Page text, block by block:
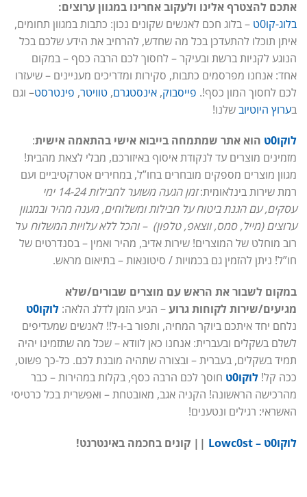
אתכם להצטרף אלינו ולעקוב אחרינו במגוון ערוצים:
בלוג-קו0ט
– בלוג חכם לאנשים שקונים נכון: כתבות במגוון תחומים,
איתן תוכלו להתעדכן בכל מה שחדש, להרחיב את הידע שלכם בכל
הנוגע לקניות ברשת ובעיקר – לחסוך לכם הרבה כסף – במקום
אחד: אנחנו מפרסמים כתבות, סקירות ומדריכים מעניינים – שיעזרו
לכם לחסוך המון כסף!. פייסבוק, אינסטגרם, טוויטר, פינטרסט– וגם
בערוץ היוטיובשלנו!
לוקו0ט הוא אתר שמתמחה בייבוא אישי בהתאמה אישית:
מזמינים מוצרים עד לנקודת איסוף באיזורכם, מבלי לצאת מהבית!
מגוון מוצרים מספקים מובחרים בחו”ל, במחירים אטרקטיביים ועם
רמת שירות בינלאומית:
זמן הגעה משוער לחבילות 14-24 ימי
עסקים, עם הגנת ביטוח על חבילות ומשלוחים, מענה מהיר ובמגוון
ערוצים (מייל, סמס, ווצאפ, טלפון) – והכל ללא עלויות המשלוח על
רוב מוחלט של המוצרים! שירות אדיב, מהיר ואמין – בסנדרטים של
חו”ל! ניתן להזמין גם בכמויות / סיטונאות – בתיאום מראש.
במקום לשבור את הראש עם מוצרים שבורים/שלא
מגיעים/שירות לקוחות גרוע– הגיע הזמן לדלג הלאה: לוקו0ט
נלחם יחד איתכם ביוקר המחיה, ותפור ב-ו-ל!! לאנשים שמעדיפים
לשלם בשקלים ובעברית: אנחנו כאן לוודא – שכל מה שתזמינו יהיה
תמיד בשקלים, בעברית – ובצורה שתהיה מובנת לכם. כל-כך פשוט,
ככה קל! לוקו0ט
חוסך לכם הרבה כסף, בקלות במהירות – כבר
מהרכישה הראשונה! הקניה אגב, מאובטחת – ואפשרית בכל כרטיסי
האשראי: רגילים ונטענים!
לוקו0ט – Lowc0st || קונים בחכמה באינטרנט!